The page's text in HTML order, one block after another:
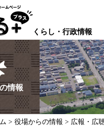
くらし・行政情報
情報
>役場からの情報 > 広報・広